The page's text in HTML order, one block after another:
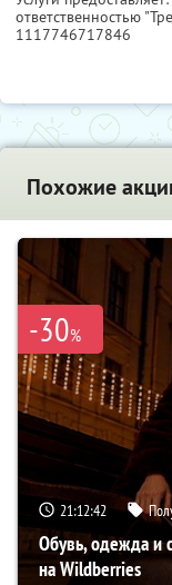
ответственностью
1117746717846
Похожие
-30%
21:12:41
Обувь, одежда и
на Wildberries